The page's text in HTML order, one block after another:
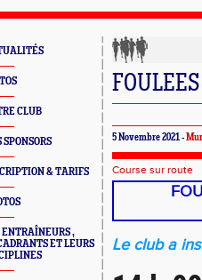
CLUB
SPONSORS
& TARIFS
ENTRAÎNEURS ,
ET LEURS
5 Novembre 2021 -
Course sur route
Le club a